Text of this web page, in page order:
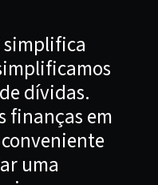
simplifica
dívidas.
finanças em
uma